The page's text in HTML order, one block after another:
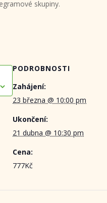
skupiny.
PODROBNOSTI
Zahájení:
23 března @ 10:00 pm
Ukončení:
21 dubna @ 10:30 pm
Cena:
777Kč